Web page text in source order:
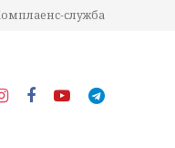
служба